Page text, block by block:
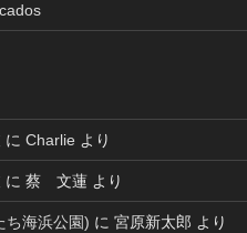
に Charlie より
に 蔡 文蓮より
ち海浜公園) に 宮原新太郎 より